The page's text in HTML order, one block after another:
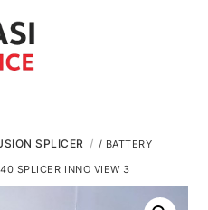
SPLICER / BATTERY
SPLICER INNO VIEW 3